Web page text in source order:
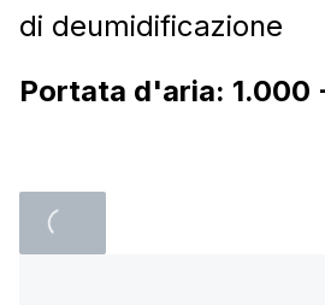
di deumidificazione
Portata d'aria: 1.000